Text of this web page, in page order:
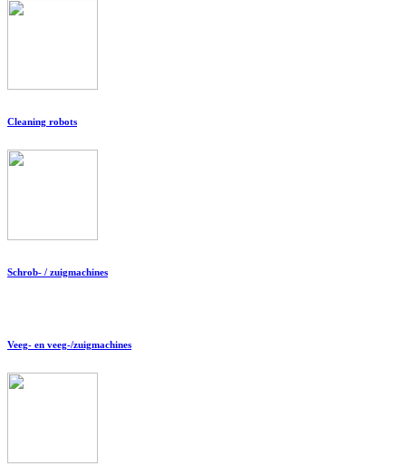
Cleaning robots
Schrob- / zuigmachines
Veeg- en veeg-/zuigmachines